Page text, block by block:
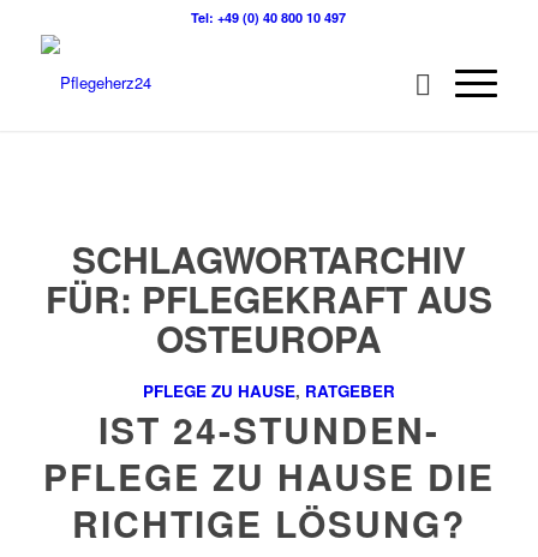
Tel: +49 (0) 40 800 10 497
SCHLAGWORTARCHIV
FÜR: PFLEGEKRAFT AUS
OSTEUROPA
PFLEGE ZU HAUSE, RATGEBER
IST 24-STUNDEN-
PFLEGE ZU HAUSE DIE
RICHTIGE LÖSUNG?